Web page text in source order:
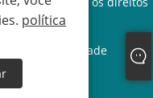
de Privacidade
política